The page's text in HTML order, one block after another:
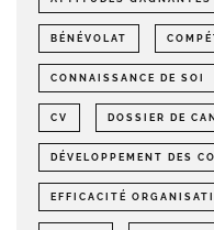
BÉNÉVOLAT
CONNAISSANCE DE SOI
CV DOSSIER DE
DÉVELOPPEMENT DES
EFFICACITÉ